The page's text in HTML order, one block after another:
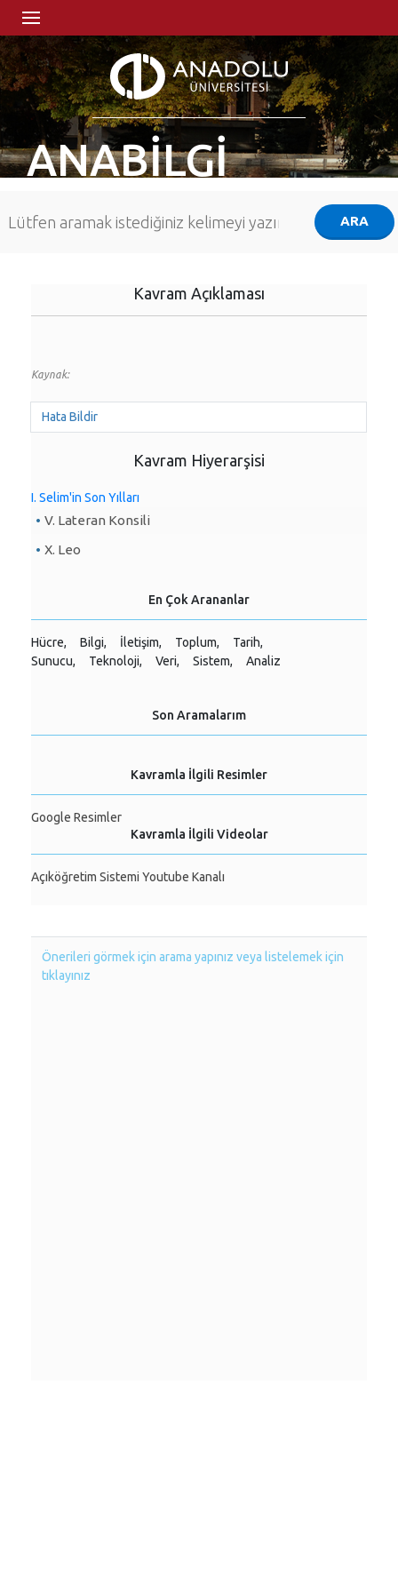
ANABİLGİ
Kavram Açıklaması
Kaynak:
Hata Bildir
Kavram Hiyerarşisi
I. Selim'in Son Yılları
V. Lateran Konsili
X. Leo
En Çok Arananlar
Hücre, Bilgi, İletişim, Toplum,
Tarih,
Sunucu,
Teknoloji, Veri, Sistem, Analiz
Son Aramalarım
Kavramla İlgili Resimler
Google Resimler
Kavramla İlgili Videolar
Açıköğretim Sistemi Youtube Kanalı
Önerileri görmek için arama yapınız veya listelemek için
tıklayınız